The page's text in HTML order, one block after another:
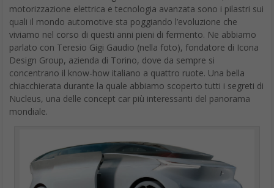
Auto elettriche, sale l’attesa per la Volkswagen ID.3
La Volkswagen ID.3 sarà in vendita in Europa con la
batteria da 58kWh di medie dimensioni; ci sarà una batteria
più piccola da 45kWh che offre 320 chilometri di autonomia e
una più grande da 77kWh che ne offre 550. Il significato dell’ID.3
è che è stata costruita fin dall’inizio come un’auto elettrica, il che
significa che l’architettura è stata progettata per ospitare il
gruppo propulsore lasciando spazio ai passeggeri. Stiamo
parlando di 310 Nm di coppia istantanea, ideale per una tratta
Autonomia: 320 chilometri circa. Tempo di ricarica: da
zero a 60% in 30 minuti (caricatore rapido).